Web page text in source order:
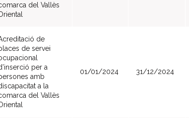
del Vallès
de
de servei
per a
amb
a la
del Vallès
01/01/2024 31/12/2024